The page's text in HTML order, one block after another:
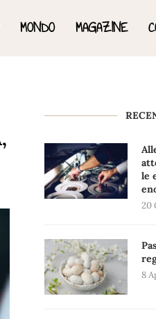
MONDO MAGAZINE
le
20
8